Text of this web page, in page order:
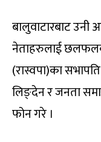
बालुवाटारबाट उनी
नेताहरुलाई छलफलका
(रास्वपा)का सभापति
लिङ्देन र जनता
फोन गरे ।